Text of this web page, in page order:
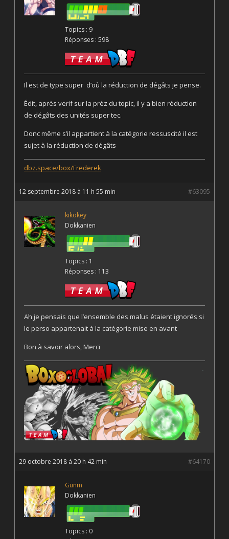
Topics : 9
Réponses : 598
Il est de type super d’où la réduction de dégâts je pense.
Édit, après verif sur la préz du topic, il y a bien réduction
de dégâts des unités super tec.
Donc même s’il appartient à la catégorie ressuscité il est
sujet à la réduction de dégâts
dbz.space/box/Frederek
12 septembre 2018 à 11 h 55 min #63095
kikokey
Dokkanien
Topics : 1
Réponses : 113
Ah je pensais que l’ensemble des malus étaient ignorés si
le perso appartenait à la catégorie mise en avant
Bon à savoir alors, Merci
29 octobre 2018 à 20 h 42 min #64170
Gunm
Dokkanien
Topics : 0